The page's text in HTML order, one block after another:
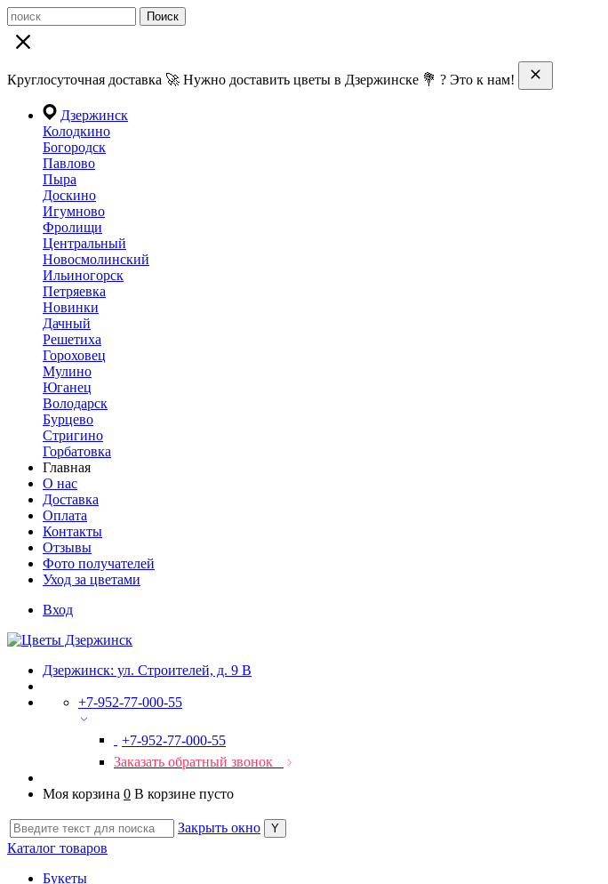
Поиск
Круглосуточная доставка 🚀 Нужно доставить цветы в Дзержинске 💐 ? Это к нам!
Дзержинск
Колодкино
Богородск
Павлово
Пыра
Доскино
Игумново
Фролищи
Центральный
Новосмолинский
Ильиногорск
Петряевка
Новинки
Дачный
Решетиха
Гороховец
Мулино
Юганец
Володарск
Бурцево
Стригино
Горбатовка
Главная
О нас
Доставка
Оплата
Контакты
Отзывы
Фото получателей
Уход за цветами
Вход
Дзержинск: ул. Строителей, д. 9 В
+7-952-77-000-55
+7-952-77-000-55
Заказать обратный звонок
Моя корзина 0 В корзине пусто
Закрыть окно
Каталог товаров
Букеты